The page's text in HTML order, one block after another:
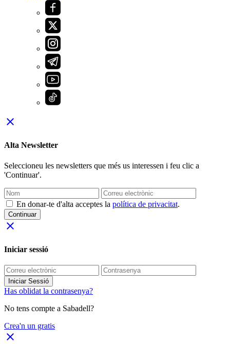
close
Alta Newsletter
Seleccioneu les newsletters que més us interessen i feu clic a
'Continuar'.
En donar-te d'alta acceptes la política de privacitat.
Continuar
close
Iniciar sessió
Iniciar Sessió
Has oblidat la contrasenya?
No tens compte a Sabadell?
Crea'n un gratis
close